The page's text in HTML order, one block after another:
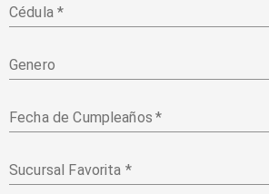
Cédula *
Genero
Fecha de Cumpleaños *
Sucursal Favorita *